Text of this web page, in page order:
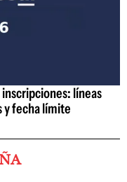
inscripciones: líneas
y fecha límite